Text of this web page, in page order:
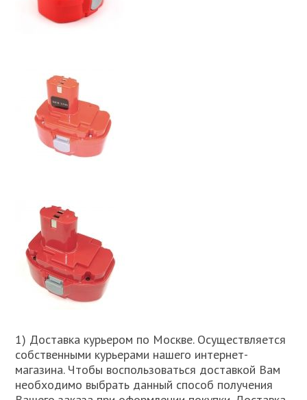
1) Доставка курьером по Москве. Осуществляется
собственными курьерами нашего интернет-
магазина. Чтобы воспользоваться доставкой Вам
необходимо выбрать данный способ получения